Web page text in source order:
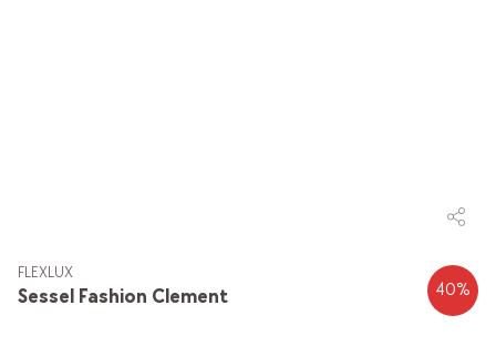
Sessel Fashion Clement
FLEXLUX
40%